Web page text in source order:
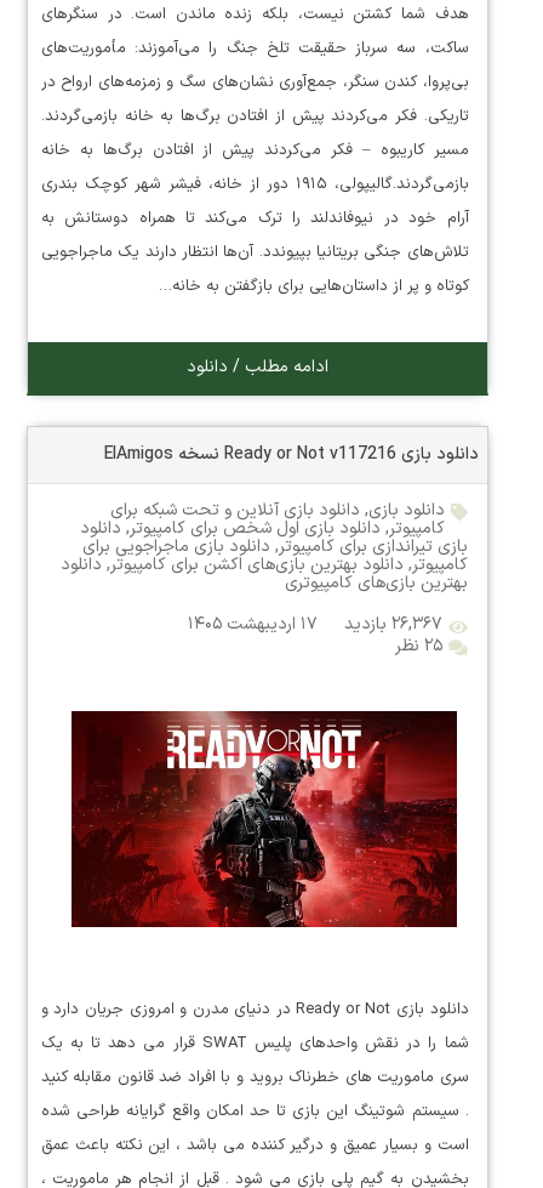
هدف شما کشتن نیست، بلکه زنده ماندن است. در سنگرهای
ساکت، سه سرباز حقیقت تلخ جنگ را می‌آموزند: مأموریت‌های
بی‌پروا، کندن سنگر، جمع‌آوری نشان‌های سگ و زمزمه‌های ارواح در
تاریکی. فکر می‌کردند پیش از افتادن برگ‌ها به خانه بازمی‌گردند.
مسیر کاریبوه – فکر می‌کردند پیش از افتادن برگ‌ها به خانه
بازمی‌گردند.گالیپولی، ۱۹۱۵ دور از خانه، فیشر شهر کوچک بندری
آرام خود در نیوفاندلند را ترک می‌کند تا همراه دوستانش به
تلاش‌های جنگی بریتانیا بپیوندد. آن‌ها انتظار دارند یک ماجراجویی
کوتاه و پر از داستان‌هایی برای بازگفتن به خانه…
ادامه مطلب / دانلود
دانلود بازی Ready or Not v117216 نسخه ElAmigos
دانلود بازی, دانلود بازی آنلاین و تحت شبکه برای
کامپیوتر,دانلود بازی اول شخص برای کامپیوتر, دانلود
بازی تیراندازی برای کامپیوتر, دانلود بازی ماجراجویی برای
کامپیوتر, دانلود بهترین بازی‌های اکشن برای کامپیوتر, دانلود
بهترین بازی‌های کامپیوتری
۲۶,۳۶۷ بازدید
۱۷ اردیبهشت ۱۴۰۵
۲۵ نظر
دانلود بازی Ready or Not در دنیای مدرن و امروزی جریان دارد و
شما را در نقش واحدهای پلیس SWAT قرار می دهد تا به یک
سری ماموریت های خطرناک بروید و با افراد ضد قانون مقابله کنید
. سیستم شوتینگ این بازی تا حد امکان واقع گرایانه طراحی شده
است و بسیار عمیق و درگیر کننده می باشد ، این نکته باعث عمق
بخشیدن به گیم پلی بازی می شود . قبل از انجام هر ماموریت ،